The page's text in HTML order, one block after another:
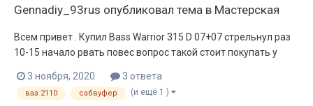
Gennadiy_93rus опубликовал тема в Мастерская
Всем привет . Купил Bass Warrior 315 D 07+07 стрельнул раз
10-15 начало рвать повес вопрос такой стоит покупать у
карбон ??? P.S на карбоне полезной площади больше на 2.7
см вот и думаю. Надеюсь на адекватные советы...
3 ноября, 2020 3 ответа
ваз 2110 сабвуфер (и ещё 1 )